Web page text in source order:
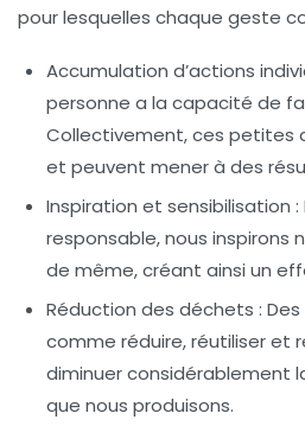
pour lesquelles chaque geste
Accumulation d’actions
personne a la capacité de
Collectivement, ces petites
et peuvent mener à des
Inspiration et sensibilisation :
responsable, nous inspirons
de même, créant ainsi un
Réduction des déchets :
comme réduire, réutiliser et
diminuer considérablement
que nous produisons.